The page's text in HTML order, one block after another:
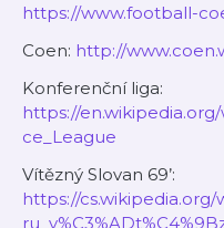
https://www.football-
Coen: http://
Konferenční liga:
https://
ce_League
Vítězný Slovan 69’:
https://cs.wikipedia.org/